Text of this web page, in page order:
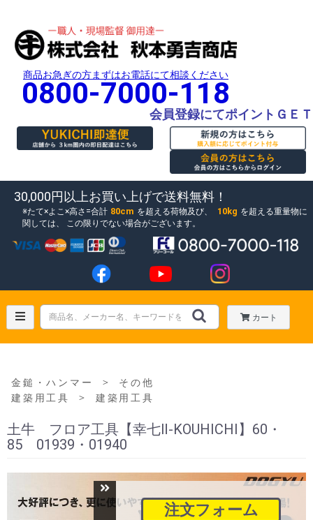
商品お急ぎの方まずはお電話にて相談ください
0800-7000-118
会員登録にてポイントＧＥＴ
30,000円以上お買い上げで送料無料！
たて×よこ×高さ=合計 80cm を超える荷物及び、 10kg を超える重量物に
関しては、
この限りでない場合がございます。
カート
金鎚・ハンマー ＞
その他
建築用工具
＞ 建築用工具
土牛 フロア工具【幸七Ⅱ-KOUHICHI】60・
85 01939・01940
注文フォーム